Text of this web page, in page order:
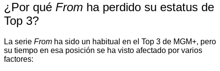
¿Por qué From ha perdido su estatus de
Top 3?
La serie From ha sido un habitual en el Top 3 de MGM+, pero
su tiempo en esa posición se ha visto afectado por varios
factores: